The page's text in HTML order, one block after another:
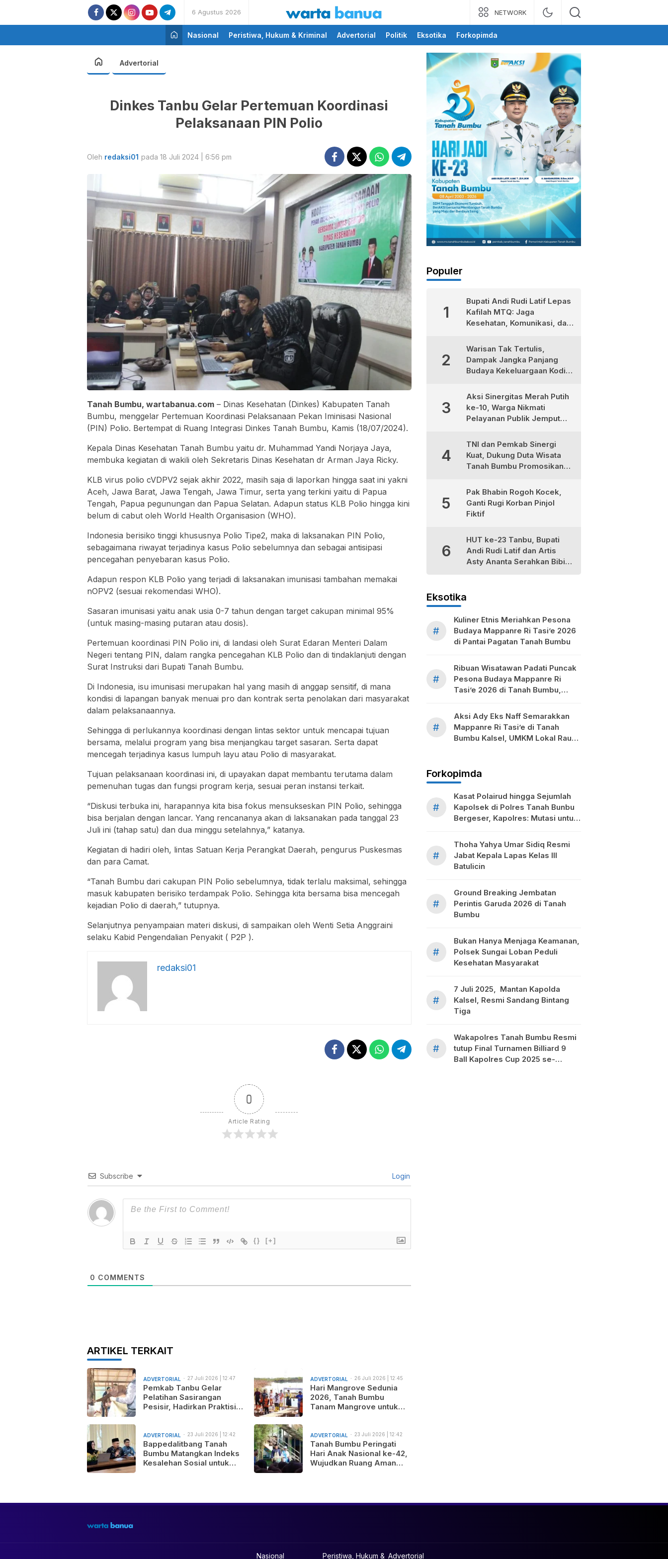
6 Agustus 2026
wartabanua.com
memberikan informasi
yang cerdas dan fakta
NETWORK
Nasional Peristiwa, Hukum & Kriminal Advertorial Politik Eksotika Forkopimda
Advertorial
Dinkes Tanbu Gelar Pertemuan Koordinasi
Pelaksanaan PIN Polio
Oleh redaksi01 pada 18 Juli 2024 | 6:56 pm
Tanah Bumbu, wartabanua.com – Dinas Kesehatan (Dinkes) Kabupaten Tanah
Bumbu, menggelar Pertemuan Koordinasi Pelaksanaan Pekan Iminisasi Nasional
(PIN) Polio. Bertempat di Ruang Integrasi Dinkes Tanah Bumbu, Kamis (18/07/2024).
Kepala Dinas Kesehatan Tanah Bumbu yaitu dr. Muhammad Yandi Norjaya Jaya,
membuka kegiatan di wakili oleh Sekretaris Dinas Kesehatan dr Arman Jaya Ricky.
KLB virus polio cVDPV2 sejak akhir 2022, masih saja di laporkan hingga saat ini yakni
Aceh, Jawa Barat, Jawa Tengah, Jawa Timur, serta yang terkini yaitu di Papua
Tengah, Papua pegunungan dan Papua Selatan. Adapun status KLB Polio hingga kini
belum di cabut oleh World Health Organisasion (WHO).
Indonesia berisiko tinggi khususnya Polio Tipe2, maka di laksanakan PIN Polio,
sebagaimana riwayat terjadinya kasus Polio sebelumnya dan sebagai antisipasi
pencegahan penyebaran kasus Polio.
Adapun respon KLB Polio yang terjadi di laksanakan imunisasi tambahan memakai
nOPV2 (sesuai rekomendasi WHO).
Sasaran imunisasi yaitu anak usia 0-7 tahun dengan target cakupan minimal 95%
(untuk masing-masing putaran atau dosis).
Pertemuan koordinasi PIN Polio ini, di landasi oleh Surat Edaran Menteri Dalam
Negeri tentang PIN, dalam rangka pencegahan KLB Polio dan di tindaklanjuti dengan
Surat Instruksi dari Bupati Tanah Bumbu.
Di Indonesia, isu imunisasi merupakan hal yang masih di anggap sensitif, di mana
kondisi di lapangan banyak menuai pro dan kontrak serta penolakan dari masyarakat
dalam pelaksanaannya.
Sehingga di perlukannya koordinasi dengan lintas sektor untuk mencapai tujuan
bersama, melalui program yang bisa menjangkau target sasaran. Serta dapat
mencegah terjadinya kasus lumpuh layu atau Polio di masyarakat.
Tujuan pelaksanaan koordinasi ini, di upayakan dapat membantu terutama dalam
pemenuhan tugas dan fungsi program kerja, sesuai peran instansi terkait.
“Diskusi terbuka ini, harapannya kita bisa fokus mensukseskan PIN Polio, sehingga
bisa berjalan dengan lancar. Yang rencananya akan di laksanakan pada tanggal 23
Juli ini (tahap satu) dan dua minggu setelahnya,” katanya.
Kegiatan di hadiri oleh, lintas Satuan Kerja Perangkat Daerah, pengurus Puskesmas
dan para Camat.
“Tanah Bumbu dari cakupan PIN Polio sebelumnya, tidak terlalu maksimal, sehingga
masuk kabupaten berisiko terdampak Polio. Sehingga kita bersama bisa mencegah
kejadian Polio di daerah,” tutupnya.
Selanjutnya penyampaian materi diskusi, di sampaikan oleh Wenti Setia Anggraini
selaku Kabid Pengendalian Penyakit ( P2P ).
redaksi01
0
Article Rating
Subscribe Login
{} [+]
0 COMMENTS
ARTIKEL TERKAIT
ADVERTORIAL
27 Juli 2026 | 12:47
am
Pemkab Tanbu Gelar
Pelatihan Sasirangan
Pesisir, Hadirkan Praktisi
Pemasaran Produk
ADVERTORIAL
26 Juli 2026 | 12:45
am
Hari Mangrove Sedunia
2026, Tanah Bumbu
Tanam Mangrove untuk
ADVERTORIAL
23 Juli 2026 | 12:42
am
Bappedalitbang Tanah
Bumbu Matangkan Indeks
Kesalehan Sosial untuk
ADVERTORIAL
23 Juli 2026 | 12:42
am
Tanah Bumbu Peringati
Hari Anak Nasional ke-42,
Wujudkan Ruang Aman
Populer
1
Bupati Andi Rudi Latif Lepas
Kafilah MTQ: Jaga
Kesehatan, Komunikasi, dan
Dunia Akhirat
2
Warisan Tak Tertulis,
Dampak Jangka Panjang
Budaya Kekeluargaan Kodim
3
Aksi Sinergitas Merah Putih
ke-10, Warga Nikmati
Pelayanan Publik Jemput
4
TNI dan Pemkab Sinergi
Kuat, Dukung Duta Wisata
Tanah Bumbu Promosikan
5
Pak Bhabin Rogoh Kocek,
Ganti Rugi Korban Pinjol
Fiktif
6
HUT ke-23 Tanbu, Bupati
Andi Rudi Latif dan Artis
Asty Ananta Serahkan Bibit
Eksotika
#
Kuliner Etnis Meriahkan Pesona
Budaya Mappanre Ri Tasi’e 2026
di Pantai Pagatan Tanah Bumbu
#
Ribuan Wisatawan Padati Puncak
Pesona Budaya Mappanre Ri
Tasi’e 2026 di Tanah Bumbu,
#
Aksi Ady Eks Naff Semarakkan
Mappanre Ri Tasi’e di Tanah
Bumbu Kalsel, UMKM Lokal Raup
Forkopimda
#
Kasat Polairud hingga Sejumlah
Kapolsek di Polres Tanah Bunbu
Bergeser, Kapolres: Mutasi untuk
#
Thoha Yahya Umar Sidiq Resmi
Jabat Kepala Lapas Kelas III
Batulicin
#
Ground Breaking Jembatan
Perintis Garuda 2026 di Tanah
Bumbu
#
Bukan Hanya Menjaga Keamanan,
Polsek Sungai Loban Peduli
Kesehatan Masyarakat
#
7 Juli 2025, Mantan Kapolda
Kalsel, Resmi Sandang Bintang
Tiga
#
Wakapolres Tanah Bumbu Resmi
tutup Final Turnamen Billiard 9
Ball Kapolres Cup 2025 se-
Nasional Peristiwa, Hukum & Advertorial